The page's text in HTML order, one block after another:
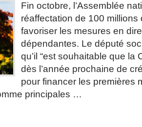
Fin octobre, l’Assemblée
réaffectation de 100 millions
favoriser les mesures en
dépendantes. Le député
qu’il “est souhaitable que la
dès l’année prochaine de
pour financer les premières
principales …